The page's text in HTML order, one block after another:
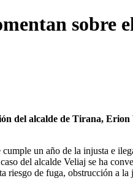
sobre
del alcalde de Tirana,
un año de la injusta e
del alcalde Veliaj se ha
riesgo de fuga, obstrucción a